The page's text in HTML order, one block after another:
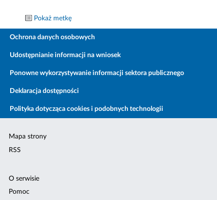
Pokaż metkę
Ochrona danych osobowych
Udostępnianie informacji na wniosek
Ponowne wykorzystywanie informacji sektora publicznego
Deklaracja dostępności
Polityka dotycząca cookies i podobnych technologii
Mapa strony
RSS
O serwisie
Pomoc